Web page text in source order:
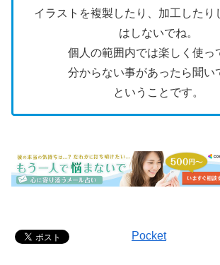
イラストを複製したり、加工したり
はしないでね。
個人の範囲内では楽しく使っ
分からない事があったら聞い
ということです。
Pocket